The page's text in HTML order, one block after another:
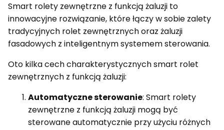
Smart rolety zewnętrzne z funkcją żaluzji to
innowacyjne rozwiązanie, które łączy w sobie zalety
tradycyjnych rolet zewnętrznych oraz żaluzji
fasadowych z inteligentnym systemem sterowania.
Oto kilka cech charakterystycznych smart rolet
zewnętrznych z funkcją żaluzji:
Automatyczne sterowanie: Smart rolety
zewnętrzne z funkcją żaluzji mogą być
sterowane automatycznie przy użyciu różnych